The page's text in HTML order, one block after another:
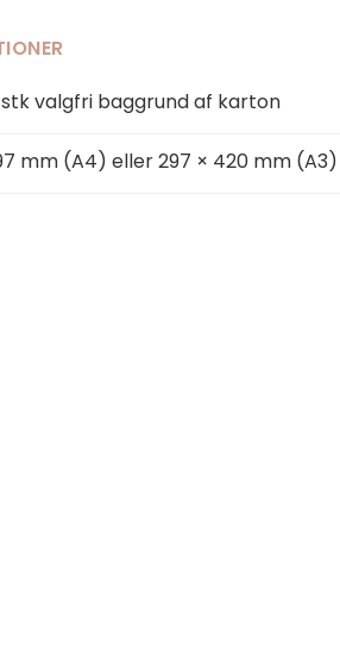
stk valgfri baggrund af karton
mm (A4) eller 297 × 420 mm (A3)